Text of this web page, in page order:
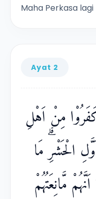
Maha Perkasa lagi
Ayat 2
مِنْ اَهْلِ
الْحَشْرِۗ مَا
مَّانِعَتُهُمْ